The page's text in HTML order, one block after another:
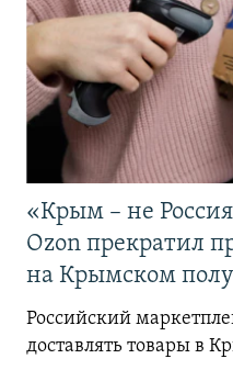
«Крым – не
Ozon прекратил
на Крымском
Российский
доставлять товары в